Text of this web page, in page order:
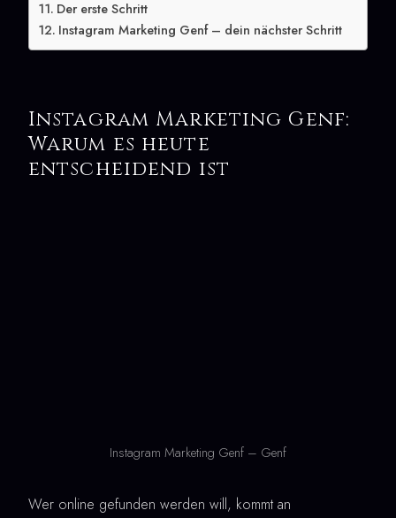
Der erste Schritt
Instagram Marketing Genf – dein nächster Schritt
Instagram Marketing Genf:
Warum es heute
entscheidend ist
Instagram Marketing Genf – Genf
Wer online gefunden werden will, kommt an